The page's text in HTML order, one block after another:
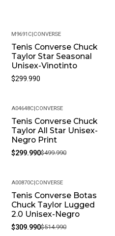
M9691C CONVERSE
Tenis Converse Chuck
Taylor Star Seasonal
Unisex-Vinotinto
$299.990
-40%
A04648C CONVERSE
Tenis Converse Chuck
Taylor All Star Unisex-
Negro Print
$299.990$499.990
-40%
A00870C|CONVERSE
Tenis Converse Botas
Chuck Taylor Lugged
2.0 Unisex-Negro
$309.990$514.990